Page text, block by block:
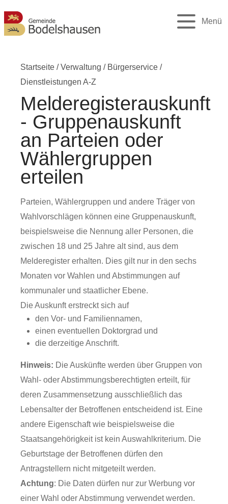
Menü
Startseite /Verwaltung / Bürgerservice /
Dienstleistungen A-Z
Melderegisterauskunft
- Gruppenauskunft
an Parteien oder
Wählergruppen
erteilen
Parteien, Wählergruppen und andere Träger von
Wahlvorschlägen können eine Gruppenauskunft,
beispielsweise die Nennung aller Personen, die
zwischen 18 und 25 Jahre alt sind, aus dem
Melderegister erhalten. Dies gilt nur in den sechs
Monaten vor Wahlen und Abstimmungen auf
kommunaler und staatlicher Ebene.
Die Auskunft erstreckt sich auf
den Vor- und Familiennamen,
einen eventuellen Doktorgrad und
die derzeitigeAnschrift.
Hinweis: Die Auskünfte werden über Gruppen von
Wahl- oder Abstimmungsberechtigten erteilt, für
deren Zusammensetzung ausschließlich das
Lebensalter der Betroffenen entscheidend ist. Eine
andere Eigenschaft wie beispielsweise die
Staatsangehörigkeit ist kein Auswahlkriterium. Die
Geburtstage der Betroffenen dürfen den
Antragstellern nicht mitgeteilt werden.
Achtung: Die Daten dürfen nur zur Werbung vor
einer Wahl oder Abstimmung verwendet werden.